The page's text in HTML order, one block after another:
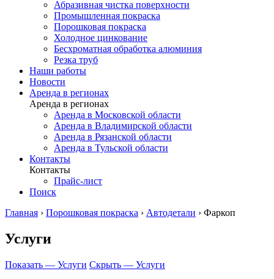
Абразивная чистка поверхности
Промышленная покраска
Порошковая покраска
Холодное цинкование
Бесхроматная обработка алюминия
Резка труб
Наши работы
Новости
Аренда в регионах
Аренда в регионах
Аренда в Московской области
Аренда в Владимирской области
Аренда в Рязанской области
Аренда в Тульской области
Контакты
Контакты
Прайс-лист
Поиск
Главная › Порошковая покраска › Автодетали › Фаркоп
Услуги
Показать — Услуги Скрыть — Услуги